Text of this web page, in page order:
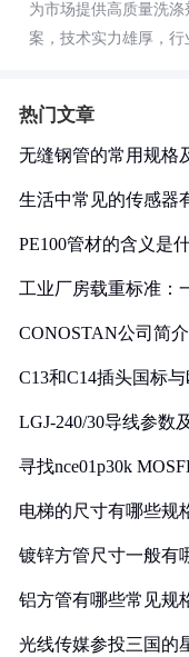
为市场提供高质量洗
案，技术实力雄厚，行
热门文章
无缝钢管的常用规格
生活中常见的传感器
PE100管材的含义是
工业厂房载重标准：
CONOSTAN公司简介
C13和C14插头国标
LGJ-240/30导线参数
寻找nce01p30k
电梯的尺寸有哪些规
镀锌方管尺寸一般有
铝方管有哪些常见规
光线传媒参投三国的